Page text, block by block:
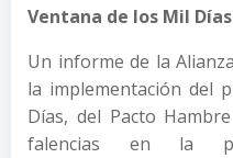
Ventana de los Mil Días
Un informe de la
la implementación del
Días, del Pacto
falencias en la